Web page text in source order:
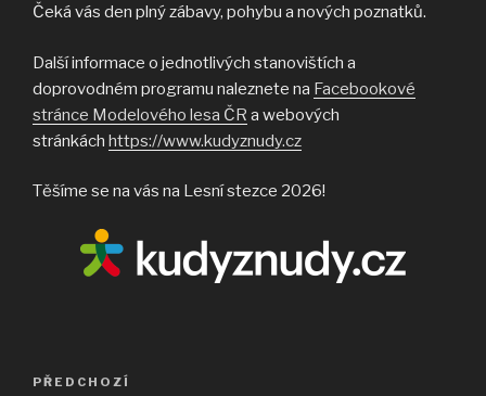
Čeká vás den plný zábavy, pohybu a nových poznatků.
Další informace o jednotlivých stanovištích a
doprovodném programu naleznete na Facebookové
stránce Modelového lesa ČR a webových
stránkách https://www.kudyznudy.cz
Těšíme se na vás na Lesní stezce 2026!
Navigace
Předchozí
PŘEDCHOZÍ